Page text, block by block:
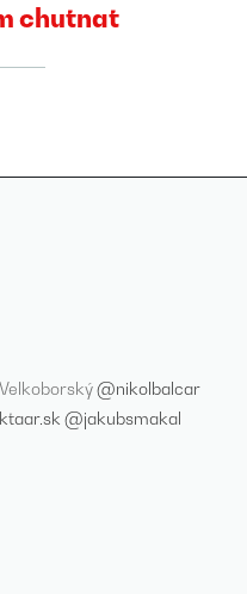
chutnat
@nikolbalcar
@jakubsmakal